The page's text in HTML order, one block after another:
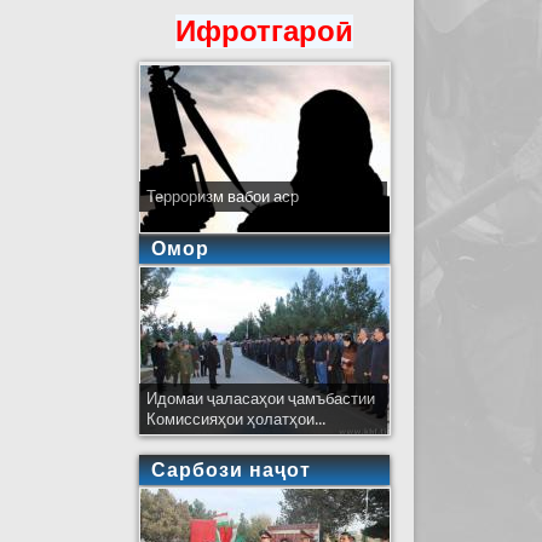
Ифротгароӣ
Терроризм вабои аср
Омор
Идомаи ҷаласаҳои ҷамъбастии
Комиссияҳои ҳолатҳои...
Сарбози наҷот